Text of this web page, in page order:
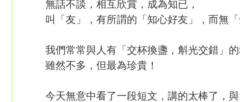
無話不談，相互欣賞，成為知已，
叫「友」，有所謂的「知心好友」，而無「
我們常常與人有「交杯換盞，斛光交錯」
雖然不多，但最為珍貴！
今天無意中看了一段短文，講的太棒了，與